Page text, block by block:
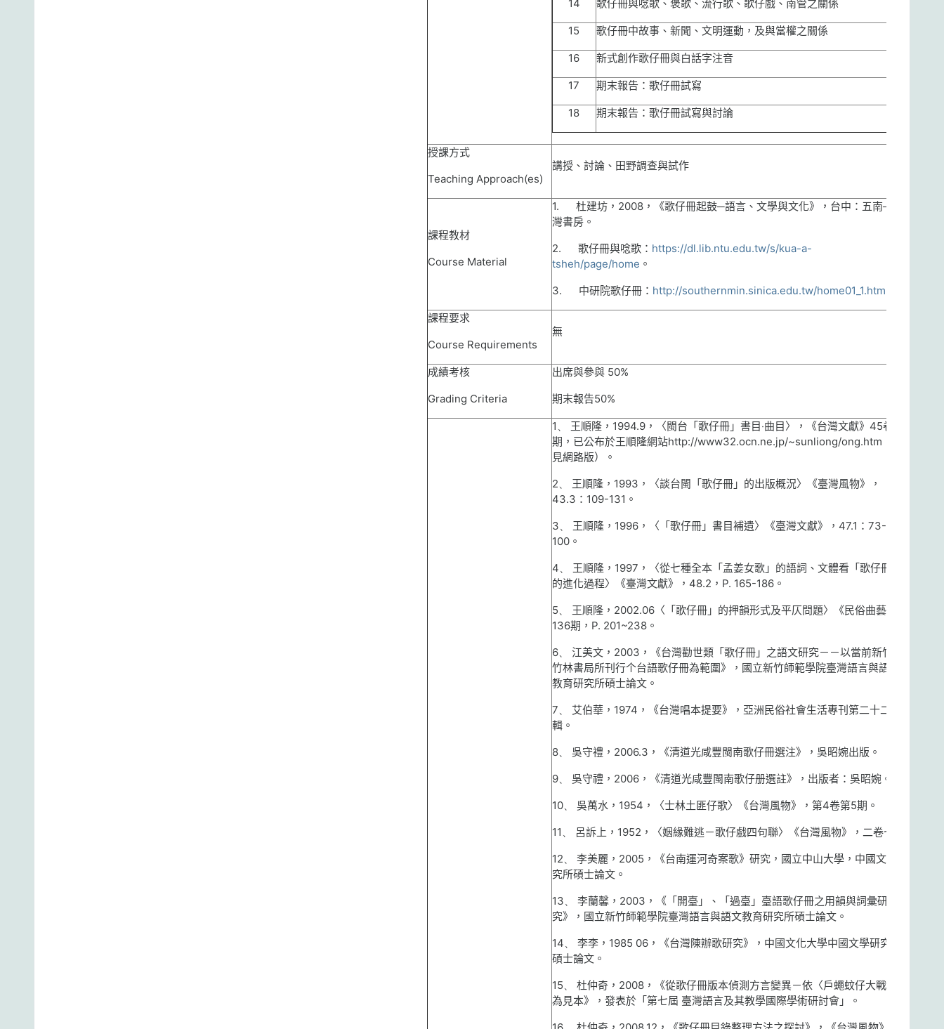
14 歌仔冊與唸歌、褒歌、流行歌、歌仔戲、南管之關係
15 歌仔冊中故事、新聞、文明運動，及與當權之關係
16 新式創作歌仔冊與白話字注音
17 期末報告：歌仔冊試寫
18 期末報告：歌仔冊試寫與討論
授課方式
Teaching Approach(es)
講授、討論、田野調查與試作
課程教材
Course Material
1. 杜建坊， 2008，《歌仔冊起鼓─語言、文學與文化》，台中：五南─台
灣書房。
2. 歌仔冊與唸歌： https://dl.lib.ntu.edu.tw/s/kua-a-
tsheh/page/home 。
3. 中研院歌仔冊： http://southernmin.sinica.edu.tw/home01_1.htm
課程要求
Course Requirements
無
成績考核
Grading Criteria
出席與參與 50%
期末報告50%
1、 王順隆， 1994.9，〈閩台「歌仔冊」書目‧曲目〉，《台灣文獻》 45卷
期，已公布於王順隆網站http://www32.ocn.ne.jp/~sunliong/ong.htm
見網路版）。
2、 王順隆， 1993 ，〈談台閩「歌仔冊」的出版概況〉《臺灣風物》，
43.3 ： 109-131 。
3、 王順隆， 1996，〈「歌仔冊」書目補遺〉《臺灣文獻》， 47.1 ： 73-
100。
4、 王順隆， 1997 ，〈從七種全本「孟姜女歌」的語詞、文體看「歌仔冊」
的進化過程〉《臺灣文獻》， 48.2 ， P. 165-186。
5、 王順隆， 2002.06〈「歌仔冊」的押韻形式及平仄問題〉《民俗曲藝》，
136期， P. 201~238。
6、 江美文， 2003 ，《台灣勸世類「歌仔冊」之語文研究－－以當前新竹市
竹林書局所刊行个台語歌仔冊為範圍》，國立新竹師範學院臺灣語言與語文
教育研究所碩士論文。
7、 艾伯華， 1974 ，《台灣唱本提要》，亞洲民俗社會生活專刊第二十二
輯。
8、 吳守禮， 2006.3 ，《清道光咸豐閩南歌仔冊選注》，吳昭婉出版。
9、 吳守禮， 2006，《清道光咸豐閩南歌仔册選註》，出版者：吳昭婉。
10、 吳萬水， 1954 ，〈士林土匪仔歌〉《台灣風物》，第4卷第5期。
11、
呂訴上， 1952 ，〈姻緣難逃－歌仔戲四句聯〉《台灣風物》，二卷七。
12、 李美麗， 2005 ，《台南運河奇案歌》研究，國立中山大學，中國文學研
究所碩士論文。
13、 李蘭馨， 2003 ，《「開臺」、「過臺」臺語歌仔冊之用韻與詞彙研
究》，國立新竹師範學院臺灣語言與語文教育研究所碩士論文。
14、 李李， 1985 06，《台灣陳辦歌研究》，中國文化大學中國文學研究所
碩士論文。
15、 杜仲奇， 2008，《從歌仔冊版本偵測方言變異－依〈戶蠅蚊仔大戰歌〉
為見本》，發表於「第七屆 臺灣語言及其教學國際學術研討會」。